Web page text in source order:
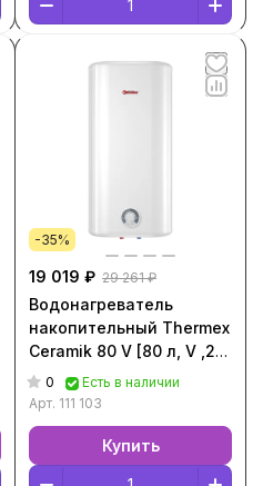
-35%
19 019 ₽ 29 261 ₽
Водонагреватель
накопительный Thermex
Ceramik 80 V [80 л, V ,2
кВт, Белый, 111 103]
0
Есть в наличии
Арт. 111 103
Купить